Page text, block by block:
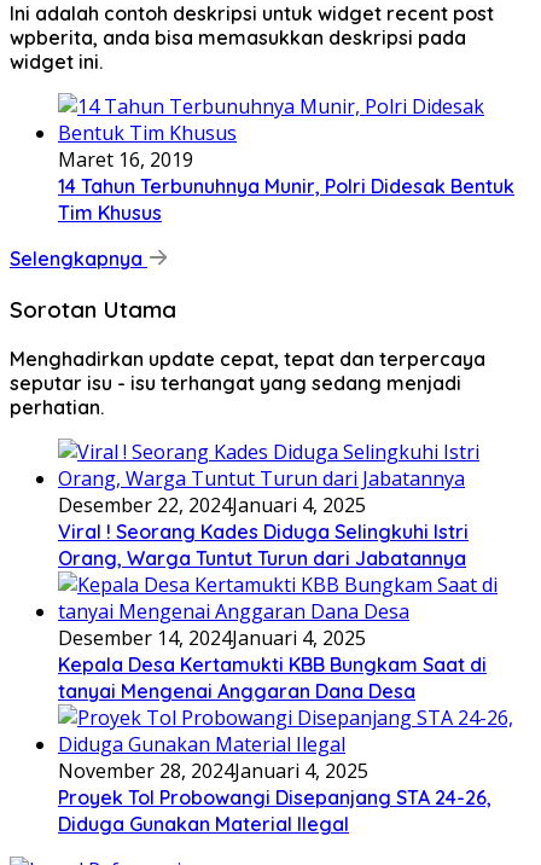
Ini adalah contoh deskripsi untuk widget recent post
wpberita, anda bisa memasukkan deskripsi pada
widget ini.
Maret 16, 2019
14 Tahun Terbunuhnya Munir, Polri Didesak Bentuk
Tim Khusus
Selengkapnya
Sorotan Utama
Menghadirkan update cepat, tepat dan terpercaya
seputar isu - isu terhangat yang sedang menjadi
perhatian.
Desember 22, 2024Januari 4, 2025
Viral ! Seorang Kades Diduga Selingkuhi Istri
Orang, Warga Tuntut Turun dari Jabatannya
Desember 14, 2024Januari 4, 2025
Kepala Desa Kertamukti KBB Bungkam Saat di
tanyai Mengenai Anggaran Dana Desa
November 28, 2024Januari 4, 2025
Proyek Tol Probowangi Disepanjang STA 24-26,
Diduga Gunakan Material Ilegal